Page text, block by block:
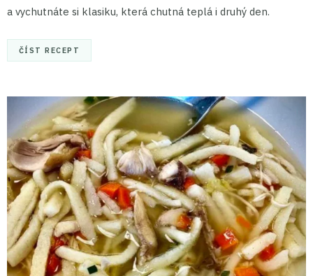
a vychutnáte si klasiku, která chutná teplá i druhý den.
ČÍST RECEPT